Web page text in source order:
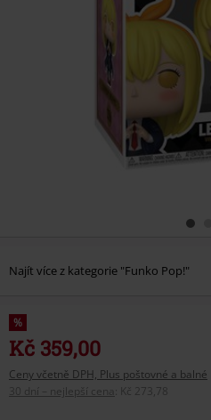
Najít více z kategorie "Funko Pop!"
%
Kč 359,00
Ceny včetně DPH, Plus poštovné a balné
30 dní – nejlepší cena
Kč 273,78